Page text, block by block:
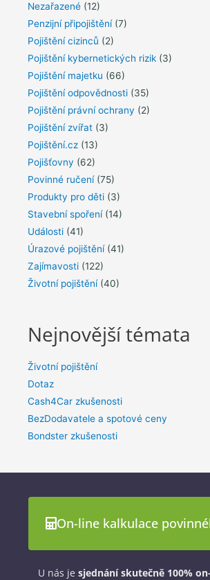
Nezařazené (12)
Penzijní připojištění(7)
Pojištění cizinců (2)
Pojištění kybernetických rizik (3)
Pojištění majetku (66)
Pojištění odpovědnosti (35)
Pojištění právní ochrany (2)
Pojištění zvířat (3)
Pojištění.cz (13)
Pojišťovny (62)
Povinné ručení(75)
Produkty pro děti (3)
Stavební spoření(14)
Události (41)
Úrazové pojištění(41)
Zajímavosti (122)
Životní pojištění(40)
Nejnovější témata
Životní pojištění
Dotaz
Cash4Car zkušenosti
BezDodavatele a spotové ceny
Bondster zkušenosti
On-line kalkulace
U nás je sjednání skutečně 100%